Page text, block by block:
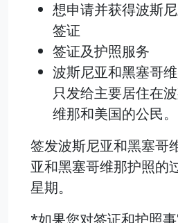
想申请并获得波斯
签证
签证及护照服务
波斯尼亚和黑塞哥
只发给主要居住在
维那和美国的公民。
签发波斯尼亚和黑塞哥
亚和黑塞哥维那护照的
星期。
*如果您对签证和护照